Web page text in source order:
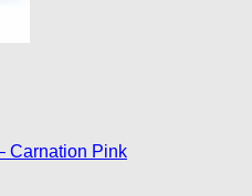
Carnation Pink